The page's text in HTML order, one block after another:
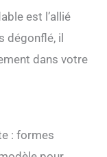
est l’allié
dégonflé, il
dans votre
: formes